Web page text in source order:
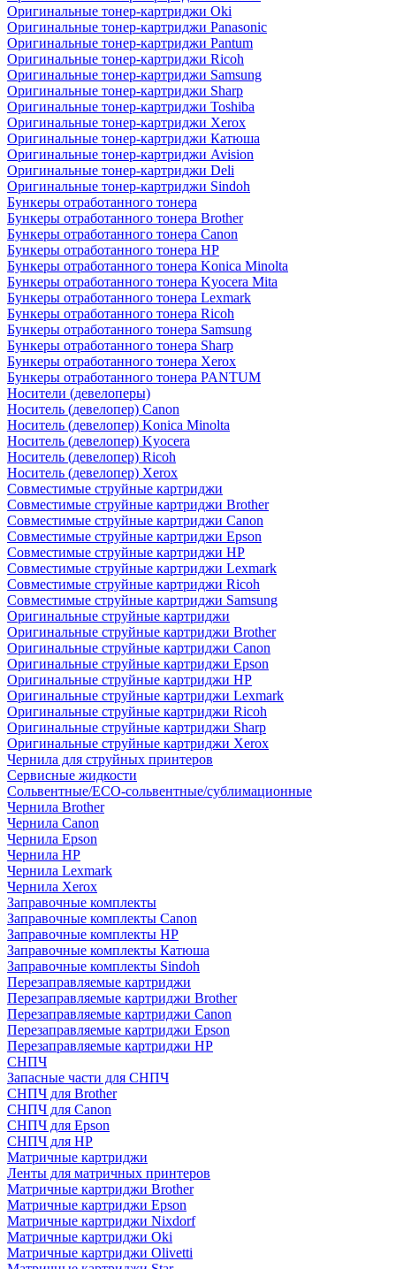
Оригинальные тонер-картриджи Oki
Оригинальные тонер-картриджи Panasonic
Оригинальные тонер-картриджи Pantum
Оригинальные тонер-картриджи Ricoh
Оригинальные тонер-картриджи Samsung
Оригинальные тонер-картриджи Sharp
Оригинальные тонер-картриджи Toshiba
Оригинальные тонер-картриджи Xerox
Оригинальные тонер-картриджи Катюша
Оригинальные тонер-картриджи Avision
Оригинальные тонер-картриджи Deli
Оригинальные тонер-картриджи Sindoh
Бункеры отработанного тонера
Бункеры отработанного тонера Brother
Бункеры отработанного тонера Canon
Бункеры отработанного тонера HP
Бункеры отработанного тонера Konica Minolta
Бункеры отработанного тонера Kyocera Mita
Бункеры отработанного тонера Lexmark
Бункеры отработанного тонера Ricoh
Бункеры отработанного тонера Samsung
Бункеры отработанного тонера Sharp
Бункеры отработанного тонера Xerox
Бункеры отработанного тонера PANTUM
Носители (девелоперы)
Носитель (девелопер) Canon
Носитель (девелопер) Konica Minolta
Носитель (девелопер) Kyocera
Носитель (девелопер) Ricoh
Носитель (девелопер) Xerox
Совместимые струйные картриджи
Совместимые струйные картриджи Brother
Совместимые струйные картриджи Canon
Совместимые струйные картриджи Epson
Совместимые струйные картриджи HP
Совместимые струйные картриджи Lexmark
Совместимые струйные картриджи Ricoh
Совместимые струйные картриджи Samsung
Оригинальные струйные картриджи
Оригинальные струйные картриджи Brother
Оригинальные струйные картриджи Canon
Оригинальные струйные картриджи Epson
Оригинальные струйные картриджи HP
Оригинальные струйные картриджи Lexmark
Оригинальные струйные картриджи Ricoh
Оригинальные струйные картриджи Sharp
Оригинальные струйные картриджи Xerox
Чернила для струйных принтеров
Сервисные жидкости
Сольвентные/ECO-сольвентные/сублимационные
Чернила Brother
Чернила Canon
Чернила Epson
Чернила HP
Чернила Lexmark
Чернила Xerox
Заправочные комплекты
Заправочные комплекты Canon
Заправочные комплекты HP
Заправочные комплекты Катюша
Заправочные комплекты Sindoh
Перезаправляемые картриджи
Перезаправляемые картриджи Brother
Перезаправляемые картриджи Canon
Перезаправляемые картриджи Epson
Перезаправляемые картриджи HP
СНПЧ
Запасные части для СНПЧ
СНПЧ для Brother
СНПЧ для Canon
СНПЧ для Epson
СНПЧ для HP
Матричные картриджи
Ленты для матричных принтеров
Матричные картриджи Brother
Матричные картриджи Epson
Матричные картриджи Nixdorf
Матричные картриджи Oki
Матричные картриджи Olivetti